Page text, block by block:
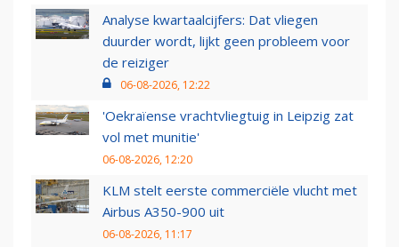
Analyse kwartaalcijfers: Dat vliegen
duurder wordt, lijkt geen probleem voor
de reiziger
06-08-2026, 12:22
'Oekraïense vrachtvliegtuig in Leipzig zat
vol met munitie'
06-08-2026, 12:20
KLM stelt eerste commerciële vlucht met
Airbus A350-900 uit
06-08-2026, 11:17